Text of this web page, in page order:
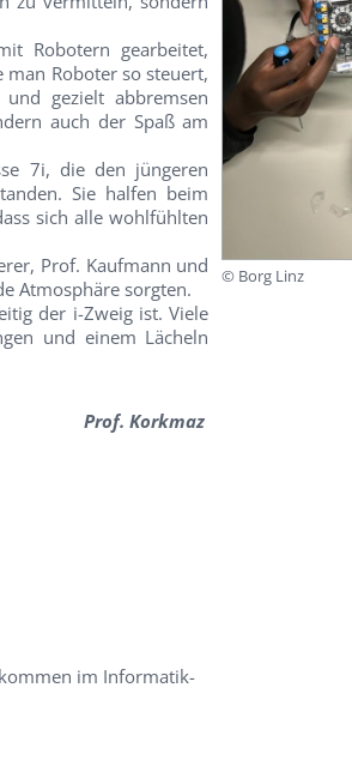
Robotern gearbeitet,
Roboter so steuert,
gezielt abbremsen
auch der Spaß am
7i, die den jüngeren
Sie halfen beim
sich alle wohlfühlten
Prof. Kaufmann und
Atmosphäre sorgten.
der i-Zweig ist. Viele
und einem Lächeln
Prof. Korkmaz
im Informatik-
© Borg Linz